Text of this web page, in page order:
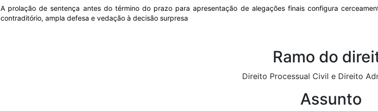
A prolação de sentença antes do término do prazo para apresentação de alegações finais configura
contraditório, ampla defesa e vedação à decisão surpresa
Ramo do
Direito Processual Civil e Direito
Assunto